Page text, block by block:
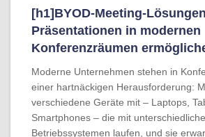
[h1]BYOD-Meeting-
Präsentationen in modernen
Konferenzräumen
Moderne Unternehmen stehen in
einer hartnäckigen Herausforderung:
verschiedene Geräte mit – Laptops,
Smartphones – die mit
Betriebssystemen laufen, und sie